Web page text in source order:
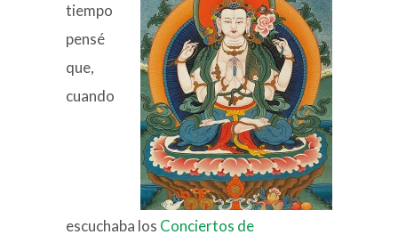
tiempo
pensé
que,
cuando
escuchaba los Conciertos de